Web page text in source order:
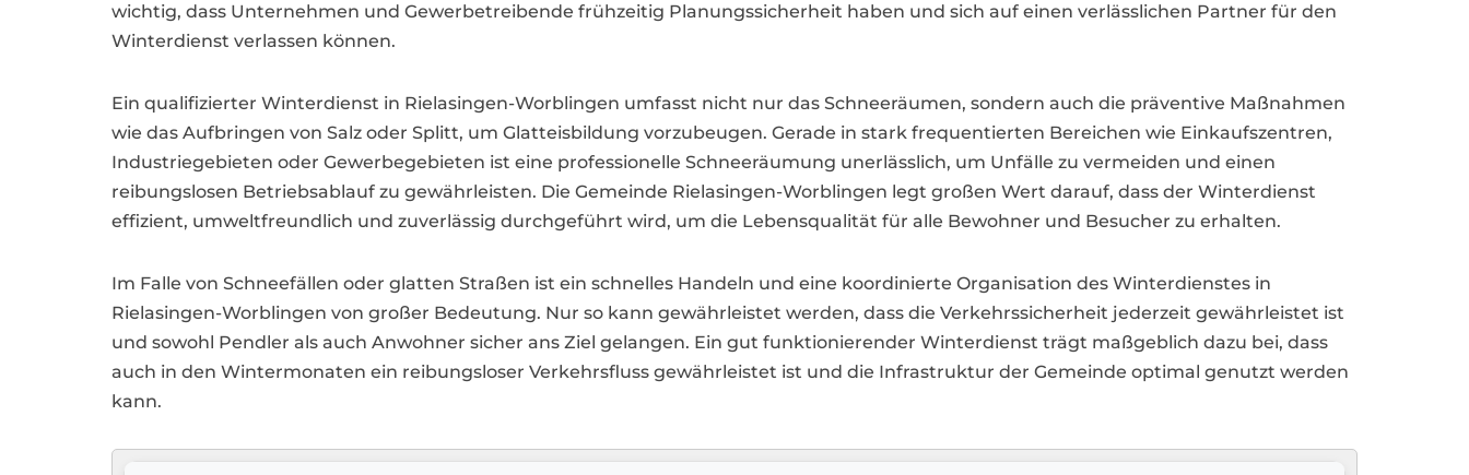
wichtig, dass Unternehmen und Gewerbetreibende frühzeitig Planungssicherheit haben und sich auf einen verlässlichen Partner für den
Winterdienst verlassen können.
Ein qualifizierter Winterdienst in Rielasingen-Worblingen umfasst nicht nur das Schneeräumen, sondern auch die präventive Maßnahmen
wie das Aufbringen von Salz oder Splitt, um Glatteisbildung vorzubeugen. Gerade in stark frequentierten Bereichen wie Einkaufszentren,
Industriegebieten oder Gewerbegebieten ist eine professionelle Schneeräumung unerlässlich, um Unfälle zu vermeiden und einen
reibungslosen Betriebsablauf zu gewährleisten. Die Gemeinde Rielasingen-Worblingen legt großen Wert darauf, dass der Winterdienst
effizient, umweltfreundlich und zuverlässig durchgeführt wird, um die Lebensqualität für alle Bewohner und Besucher zu erhalten.
Im Falle von Schneefällen oder glatten Straßen ist ein schnelles Handeln und eine koordinierte Organisation des Winterdienstes in
Rielasingen-Worblingen von großer Bedeutung. Nur so kann gewährleistet werden, dass die Verkehrssicherheit jederzeit gewährleistet ist
und sowohl Pendler als auch Anwohner sicher ans Ziel gelangen. Ein gut funktionierender Winterdienst trägt maßgeblich dazu bei, dass
auch in den Wintermonaten ein reibungsloser Verkehrsfluss gewährleistet ist und die Infrastruktur der Gemeinde optimal genutzt werden
kann.